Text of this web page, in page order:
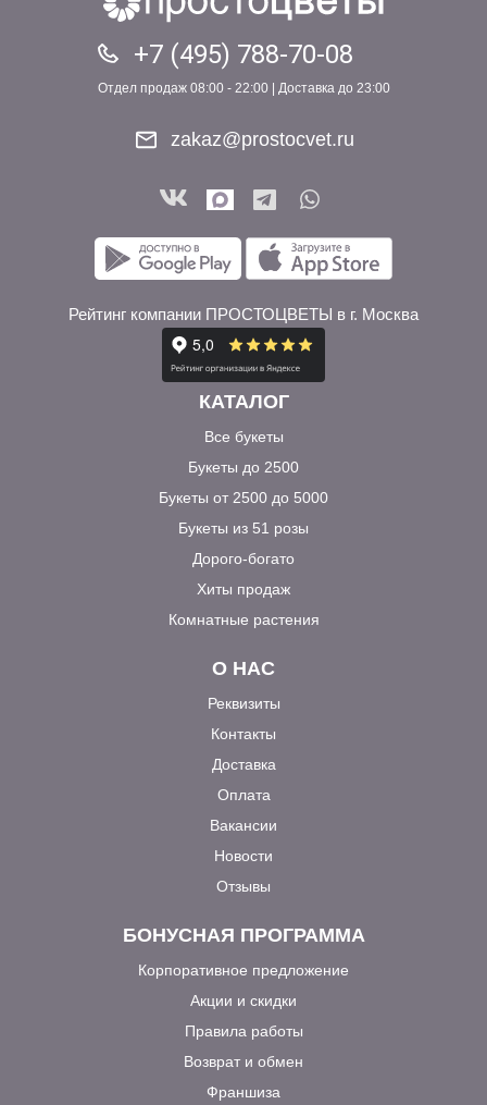
+7 (495) 788-70-08
Отдел продаж 08:00 - 22:00 | Доставка до 23:00
zakaz@prostocvet.ru
Рейтинг компании ПРОСТОЦВЕТЫ в г. Москва
КАТАЛОГ
Все букеты
Букеты до 2500
Букеты от 2500 до 5000
Букеты из 51 розы
Дорого-богато
Хиты продаж
Комнатные растения
О НАС
Реквизиты
Контакты
Доставка
Оплата
Вакансии
Новости
Отзывы
БОНУСНАЯ ПРОГРАММА
Корпоративное предложение
Акции и скидки
Правила работы
Возврат и обмен
Франшиза